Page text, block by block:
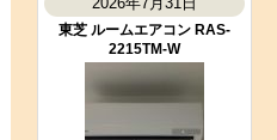
（ご本人様より）
工事満足度 ★★★★★
商品選定がしやすかった
東芝 ルームエアコン RAS-
2215TM-W